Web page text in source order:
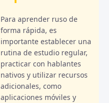
Para aprender ruso de
forma rápida, es
importante establecer una
rutina de estudio regular,
practicar con hablantes
nativos y utilizar recursos
adicionales, como
aplicaciones móviles y